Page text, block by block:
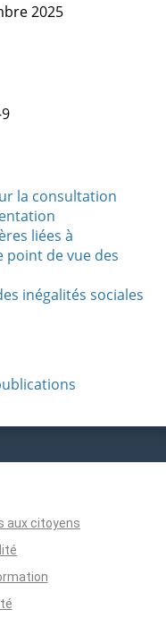
2025
la consultation
liées à
de vue des
inégalités sociales
aux citoyens